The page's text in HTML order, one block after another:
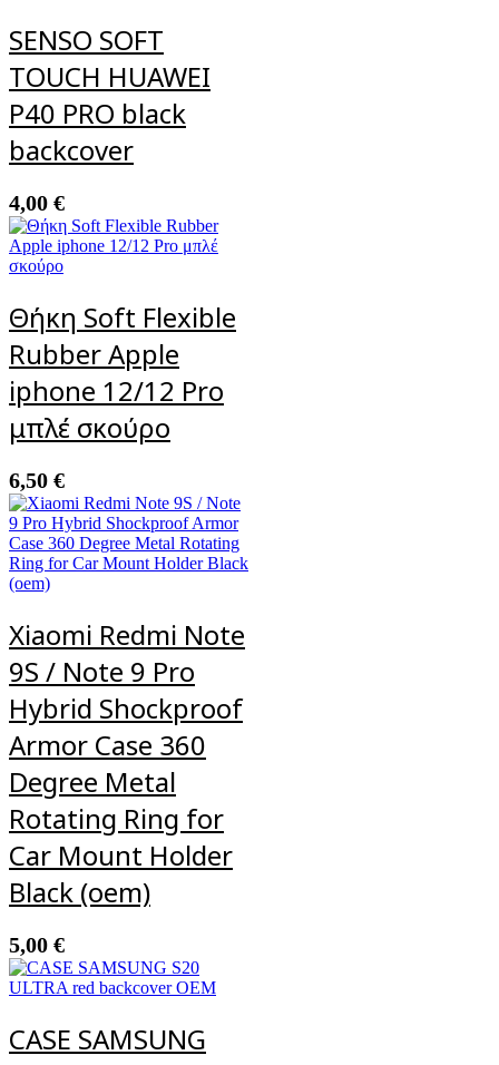
SENSO SOFT
TOUCH HUAWEI
P40 PRO black
backcover
4,00 €
Θήκη Soft Flexible
Rubber Apple
iphone 12/12 Pro
μπλέ σκούρο
6,50 €
Xiaomi Redmi Note
9S / Note 9 Pro
Hybrid Shockproof
Armor Case 360
Degree Metal
Rotating Ring for
Car Mount Holder
Black (oem)
5,00 €
CASE SAMSUNG